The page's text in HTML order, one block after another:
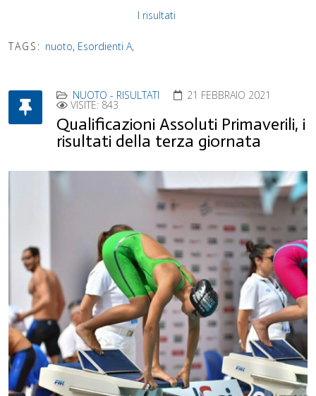
I risultati
TAGS: nuoto, Esordienti A,
NUOTO - RISULTATI 21 FEBBRAIO 2021
VISITE: 843
Qualificazioni Assoluti Primaverili, i
risultati della terza giornata